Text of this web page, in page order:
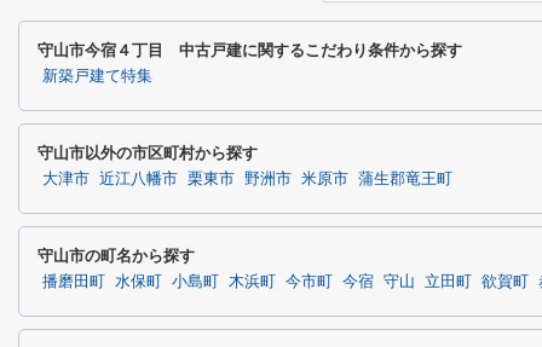
守山市今宿４丁目 中古戸建に関するこだわり条件から探す
新築戸建て特集
守山市以外の市区町村から探す
大津市 近江八幡市 栗東市 野洲市 米原市 蒲生郡竜王町
守山市の町名から探す
播磨田町 水保町 小島町 木浜町 今市町 今宿 守山 立田町 欲賀町